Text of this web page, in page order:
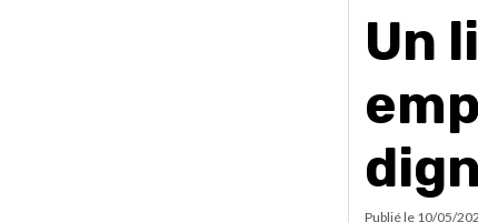
Un
Publié le 10/05/